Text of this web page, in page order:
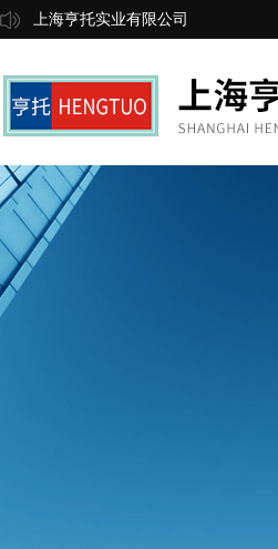
上海亨托实业有限公司